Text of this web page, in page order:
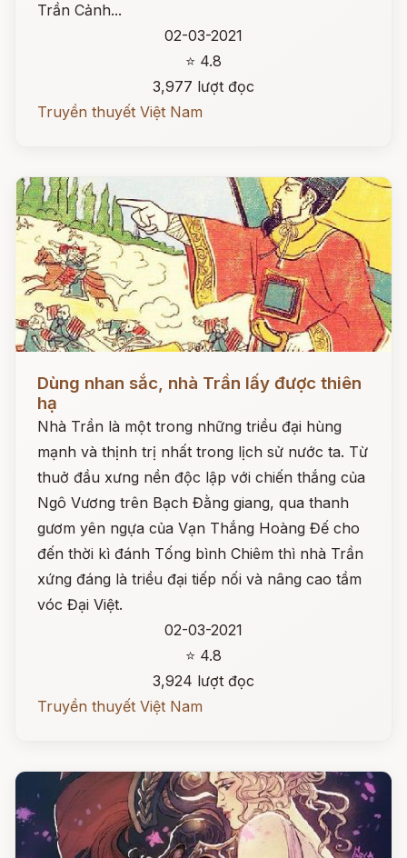
Trần Cảnh...
02-03-2021
⭐ 4.8
3,977 lượt đọc
Truyền thuyết Việt Nam
Dùng nhan sắc, nhà Trần lấy được thiên
hạ
Nhà Trần là một trong những triều đại hùng
mạnh và thịnh trị nhất trong lịch sử nước ta. Từ
thuở đầu xưng nền độc lập với chiến thắng của
Ngô Vương trên Bạch Đằng giang, qua thanh
gươm yên ngựa của Vạn Thắng Hoàng Đế cho
đến thời kì đánh Tống bình Chiêm thì nhà Trần
xứng đáng là triều đại tiếp nối và nâng cao tầm
vóc Đại Việt.
02-03-2021
⭐ 4.8
3,924 lượt đọc
Truyền thuyết Việt Nam